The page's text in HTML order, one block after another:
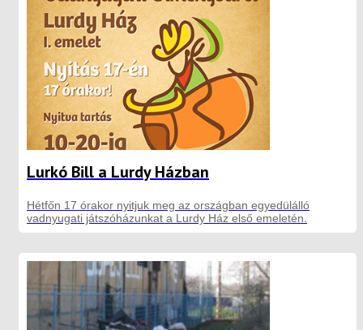
Lurkó Bill a Lurdy Házban
Hétfőn 17 órakor nyitjuk meg az országban egyedülálló
vadnyugati játszóházunkat a Lurdy Ház első emeletén.